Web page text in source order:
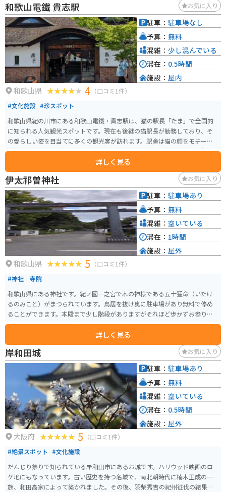
和歌山電鐵 貴志駅 お気に入り
和歌山県 4 （口コミ1件）
#文化施設 #珍スポット
和歌山県紀の川市にある和歌山電鐵・貴志駅は、猫の駅長「たま」で全国的
に知られる人気観光スポットです。現在も後継の猫駅長が勤務しており、そ
の愛らしい姿を目当てに多くの観光客が訪れます。駅舎は猫の顔をモチーフ
にしたユニークなデザインで、思わず写真を撮りたくなる可愛らしい外観も
にしたスイーツやグッズを楽しめます。ホームには小さな神社もあり、見ど
ころがコンパクトにまとまっているため短時間でも満喫できます。 バイクで
訪れる場合は専用駐車場がないため周辺の駐車場を利用し徒歩でアクセスす
る形になります。ローカル線ののどかな雰囲気とともに楽しめる、ツーリン
グの立ち寄りにもぴったりのスポットです。
詳しく見る
駐車： 駐車場なし
予算： 無料
混雑： 少し混んでいる
滞在： 0.5時間
施設： 屋内
伊太祁曽神社 お気に入り
和歌山県 5 （口コミ1件）
#神社｜寺院
和歌山県にある神社です。紀ノ國一之宮で木の神様である五十猛命（いたけ
るのみこと）がまつられています。鳥居を抜け奥に駐車場があり無料で停め
ることができます。本殿まで少し階段がありますがそれほど歩かずお参りす
ることができます。木の神様らしく鳥居が木製で歴史を感じることができ神
社の奥には水の神様がまつられた井戸があったりと境内をゆっくり歩くと多
くの発見がある神社です。
詳しく見る
駐車： 駐車場あり
予算： 無料
混雑： 空いている
滞在： 1時間
施設： 屋外
岸和田城 お気に入り
大阪府 5 （口コミ1件）
#絶景スポット #文化施設
だんじり祭りで知られている岸和田市にあるお城です。ハリウッド映画のロ
ケ地にもなっています。古い歴史を持つ名城で、南北朝時代に楠木正成の一
族、和田高家によって築かれました。その後、羽柴秀吉の紀州征伐の結果、
駐車： 駐車場あり
予算： 無料
混雑： 空いている
滞在： 0.5時間
施設： 屋外